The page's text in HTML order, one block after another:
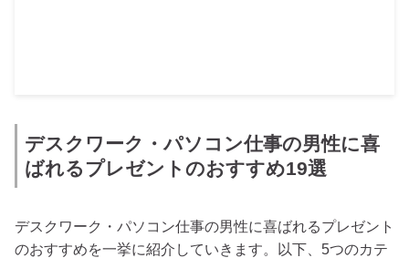
デスクワーク・パソコン仕事の男性に喜
ばれるプレゼントのおすすめ19選
デスクワーク・パソコン仕事の男性に喜ばれるプレゼント
のおすすめを一挙に紹介していきます。以下、5つのカテ